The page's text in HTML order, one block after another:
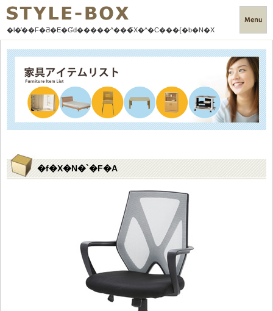
�l�̕��F�Ƌ�E�Ɠd�����^���̃X�^�C���{�b�N�X
�f�X�N�`�F�A